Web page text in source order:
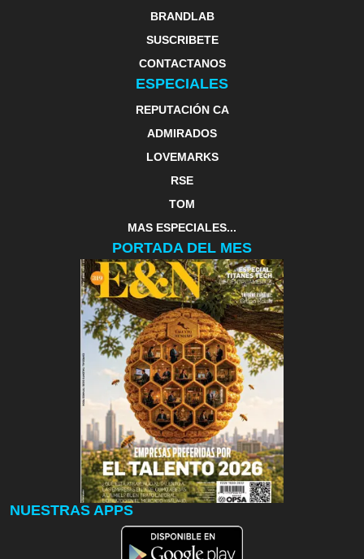
BRANDLAB
SUSCRIBETE
CONTACTANOS
ESPECIALES
REPUTACIÓN CA
ADMIRADOS
LOVEMARKS
RSE
TOM
MAS ESPECIALES...
PORTADA DEL MES
NUESTRAS APPS